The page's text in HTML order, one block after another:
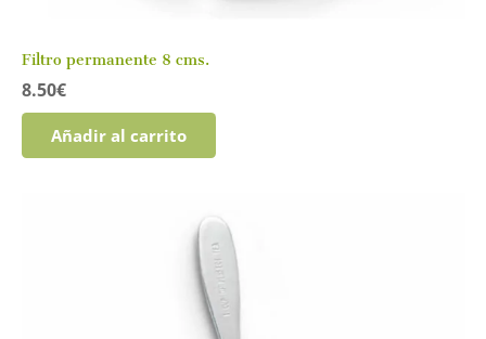
Filtro permanente 8 cms.
8.50€
Añadir al carrito